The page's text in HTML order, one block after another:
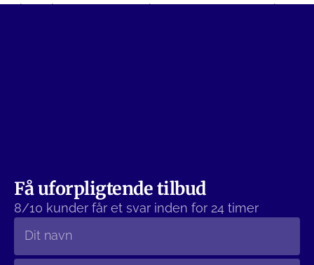
Få uforpligtende tilbud
8/10 kunder får et svar inden for 24 timer